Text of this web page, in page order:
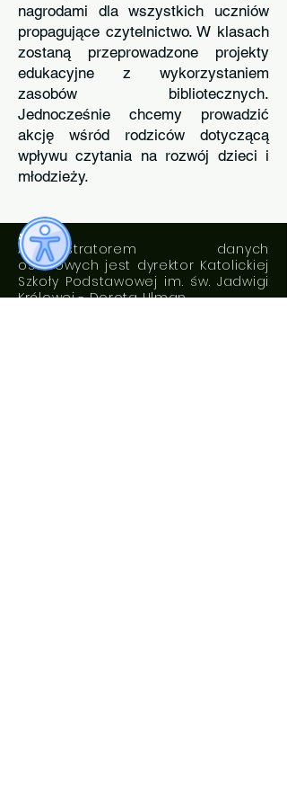
nagrodami dla wszystkich uczniów
propagujące czytelnictwo. W klasach
zostaną przeprowadzone projekty
edukacyjne z wykorzystaniem
zasobów bibliotecznych.
Jednocześnie chcemy prowadzić
akcję wśród rodziców dotyczącą
wpływu czytania na rozwój dzieci i
młodzieży.
Administratorem danych
osobowych jest dyrektor Katolickiej
Szkoły Podstawowej im. św. Jadwigi
Królowej - Dorota Ulman